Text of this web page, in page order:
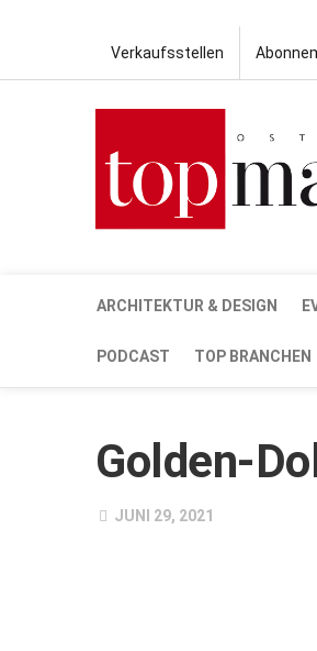
Verkaufsstellen
ARCHITEKTUR & DESIGN
PODCAST TOP BRANCHEN
Golden-
JUNI 29, 2021